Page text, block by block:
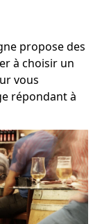
propose des
à choisir un
vous
répondant à